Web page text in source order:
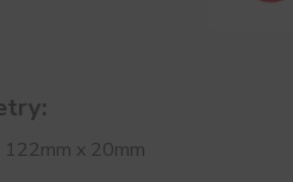
122mm x 20mm